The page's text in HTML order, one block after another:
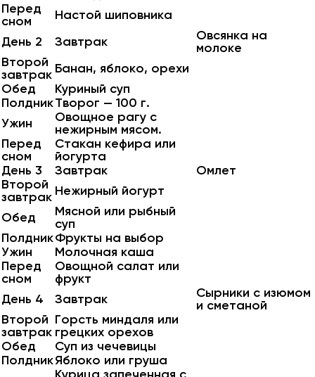
Перед
сном
Настой шиповника
День 2
Завтрак
Овсянка на
молоке
Второй
завтрак Банан, яблоко, орехи
Обед
Куриный суп
ПолдникТворог — 100 г.
Ужин
Овощное рагу с
нежирным мясом.
Перед
сном
Стакан кефира или
йогурта
День 3
Завтрак
Омлет
Второй
завтрак Нежирный йогурт
Обед
Мясной или рыбный
суп
ПолдникФрукты на выбор
Ужин
Молочная каша
Перед
сном
Овощной салат или
фрукт
День 4
Завтрак
Сырники с изюмом
и сметаной
Второй
завтрак
Горсть миндаля или
грецких орехов
Обед
Суп из чечевицы
ПолдникЯблоко или груша